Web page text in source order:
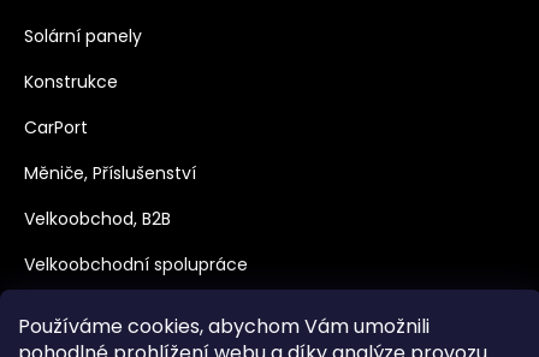
Používáme cookies, abychom Vám umožnili
Solární panely
Konstrukce
CarPort
Měniče, Příslušenství
Velkoobchod, B2B
Velkoobchodní spolupráce